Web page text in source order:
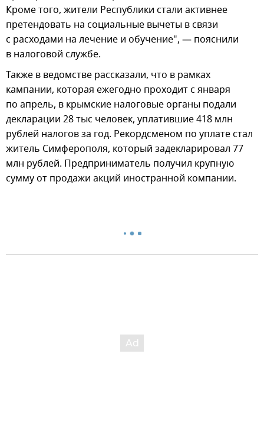
Кроме того, жители Республики стали активнее
претендовать на социальные вычеты в связи
с расходами на лечение и обучение", — пояснили
в налоговой службе.
Также в ведомстве рассказали, что в рамках
кампании, которая ежегодно проходит с января
по апрель, в крымские налоговые органы подали
декларации 28 тыс человек, уплатившие 418 млн
рублей налогов за год. Рекордсменом по уплате стал
житель Симферополя, который задекларировал 77
млн рублей. Предприниматель получил крупную
сумму от продажи акций иностранной компании.